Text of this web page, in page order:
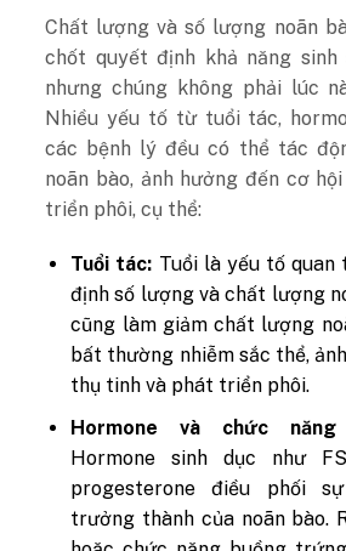
Chất lượng và số lượng noãn
chốt quyết định khả năng sinh
nhưng chúng không phải lúc
Nhiều yếu tố từ tuổi tác,
các bệnh lý đều có thể tác
noãn bào, ảnh hưởng đến cơ
triển phôi, cụ thể:
Tuổi tác: Tuổi là yếu tố
định số lượng và chất lượng
cũng làm giảm chất lượng
bất thường nhiễm sắc thể,
thụ tinh và phát triển phôi.
Hormone và chức
Hormone sinh dục như
progesterone điều phối
trưởng thành của noãn bào.